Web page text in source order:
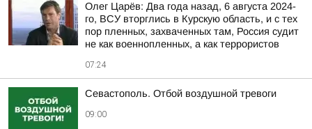
Олег Царёв: Два года назад, 6 августа 2024-
го, ВСУ вторглись в Курскую область, и с тех
пор пленных, захваченных там, Россия судит
не как военнопленных, а как террористов
07:24
Севастополь. Отбой воздушной тревоги
09:00